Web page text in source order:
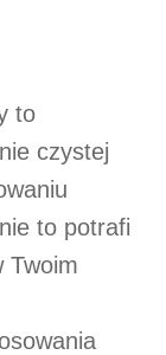
to
czystej
to potrafi
Twoim